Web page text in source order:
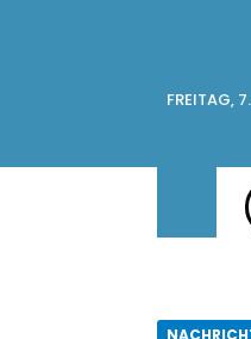
FREITAG,